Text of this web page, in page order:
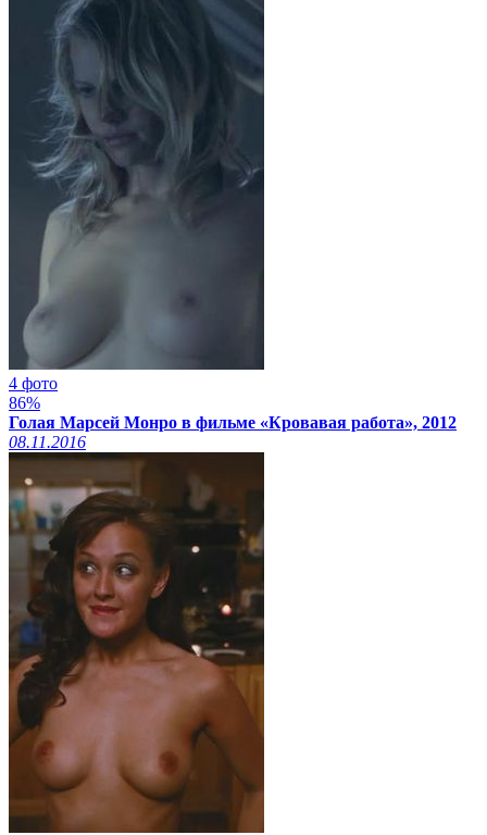
4 фото
86%
Голая Марсей Монро в фильме «Кровавая работа», 2012
08.11.2016